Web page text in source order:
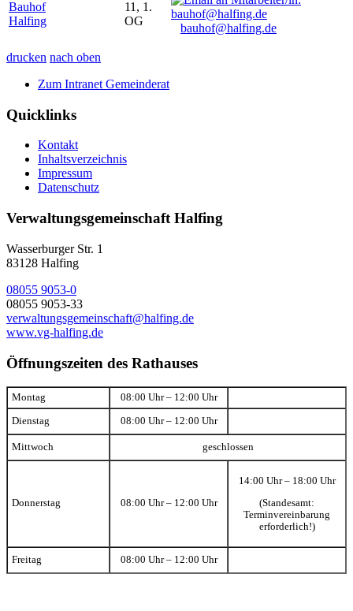
Bauhof
Halfing
11, 1.
OG
bauhof@halfing.de
drucken nach oben
Zum Intranet Gemeinderat
Quicklinks
Kontakt
Inhaltsverzeichnis
Impressum
Datenschutz
Verwaltungsgemeinschaft Halfing
Wasserburger Str. 1
83128 Halfing
08055 9053-0
08055 9053-33
verwaltungsgemeinschaft@halfing.de
www.vg-halfing.de
Öffnungszeiten des Rathauses
Montag 08:00 Uhr – 12:00 Uhr
Dienstag 08:00 Uhr – 12:00 Uhr
Mittwoch geschlossen
Donnerstag 08:00 Uhr – 12:00 Uhr
14:00 Uhr – 18:00 Uhr
(Standesamt:
Terminvereinbarung
erforderlich!)
Freitag 08:00 Uhr – 12:00 Uhr